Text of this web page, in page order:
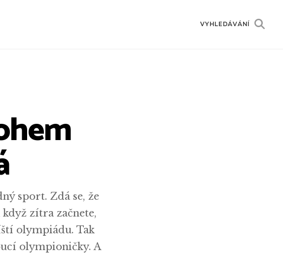
VYHLEDÁVÁNÍ
sport. Zdá se, že
zítra začnete,
olympiádu. Tak
olympioničky. A